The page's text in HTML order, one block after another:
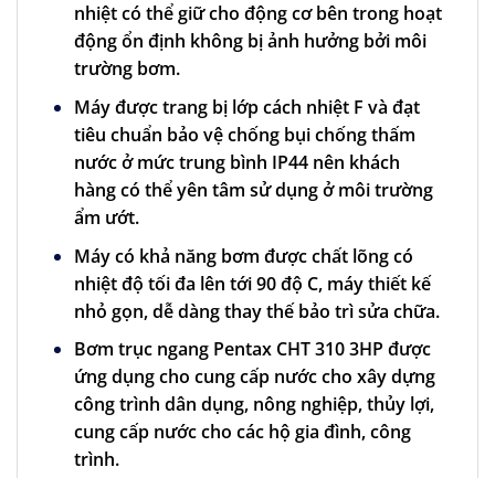
nhiệt có thể giữ cho động cơ bên trong hoạt
động ổn định không bị ảnh hưởng bởi môi
trường bơm.
Máy được trang bị lớp cách nhiệt F và đạt
tiêu chuẩn bảo vệ chống bụi chống thấm
nước ở mức trung bình IP44 nên khách
hàng có thể yên tâm sử dụng ở môi trường
ẩm ướt.
Máy có khả năng bơm được chất lõng có
nhiệt độ tối đa lên tới 90 độ C, máy thiết kế
nhỏ gọn, dễ dàng thay thế bảo trì sửa chữa.
Bơm trục ngang Pentax CHT 310 3HP được
ứng dụng cho cung cấp nước cho xây dựng
công trình dân dụng, nông nghiệp, thủy lợi,
cung cấp nước cho các hộ gia đình, công
trình.